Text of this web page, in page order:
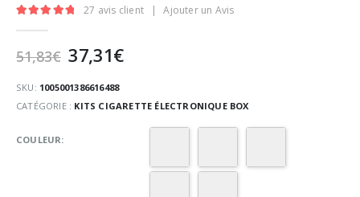
27 avis client | Ajouter un Avis
51,83€ Le
prix
initial
était :
37,31€Le
est :
37,31€.
SKU: 1005001386616488
CATÉGORIE : KITS CIGARETTE ÉLECTRONIQUE BOX
COULEUR